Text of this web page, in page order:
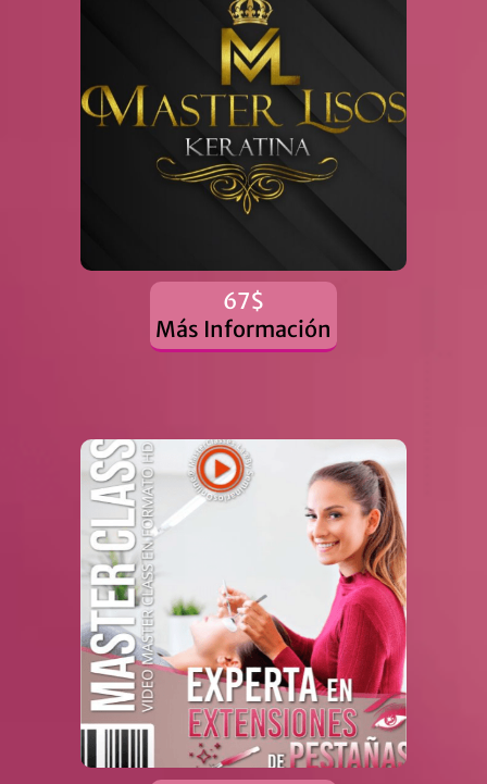
67$
Más Información